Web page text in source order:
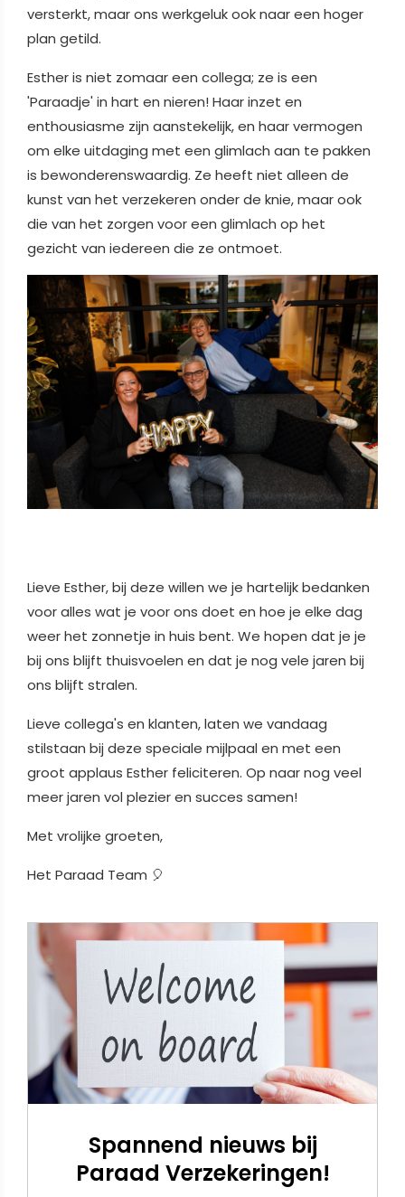
versterkt, maar ons werkgeluk ook naar een hoger
plan getild.
Esther is niet zomaar een collega; ze is een
'Paraadje' in hart en nieren! Haar inzet en
enthousiasme zijn aanstekelijk, en haar vermogen
om elke uitdaging met een glimlach aan te pakken
is bewonderenswaardig. Ze heeft niet alleen de
kunst van het verzekeren onder de knie, maar ook
die van het zorgen voor een glimlach op het
gezicht van iedereen die ze ontmoet.
Lieve Esther, bij deze willen we je hartelijk bedanken
voor alles wat je voor ons doet en hoe je elke dag
weer het zonnetje in huis bent. We hopen dat je je
bij ons blijft thuisvoelen en dat je nog vele jaren bij
ons blijft stralen.
Lieve collega's en klanten, laten we vandaag
stilstaan bij deze speciale mijlpaal en met een
groot applaus Esther feliciteren. Op naar nog veel
meer jaren vol plezier en succes samen!
Met vrolijke groeten,
Het Paraad Team 🎈
Spannend nieuws bij
Paraad Verzekeringen!